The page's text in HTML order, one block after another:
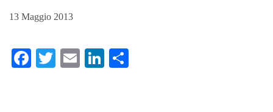
13 Maggio 2013
Facebook
Twitter
EmailLinkedIn